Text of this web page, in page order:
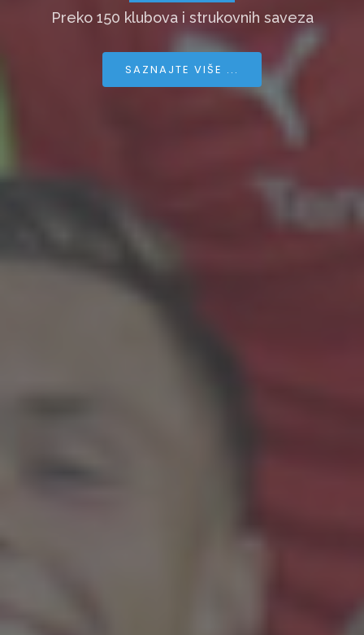
Preko 150 klubova i strukovnih saveza
SAZNAJTE VIŠE ...